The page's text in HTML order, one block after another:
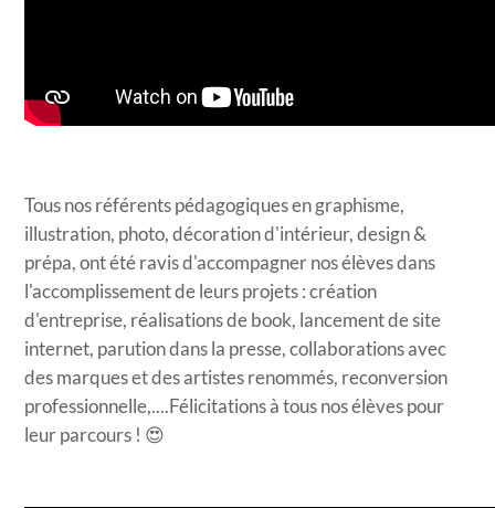
Tous nos référents pédagogiques en graphisme,
illustration, photo, décoration d'intérieur, design &
prépa, ont été ravis d'accompagner nos élèves dans
l'accomplissement de leurs projets : création
d'entreprise, réalisations de book, lancement de site
internet, parution dans la presse, collaborations avec
des marques et des artistes renommés, reconversion
professionnelle,....Félicitations à tous nos élèves pour
leur parcours ! 😍